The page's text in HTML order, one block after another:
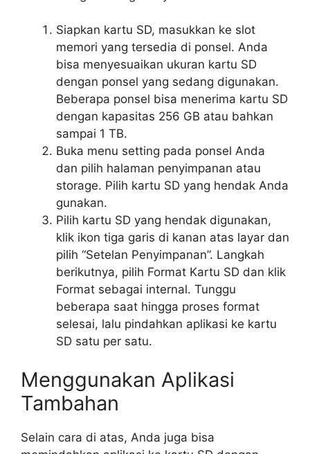
Siapkan kartu SD, masukkan ke slot
memori yang tersedia di ponsel. Anda
bisa menyesuaikan ukuran kartu SD
dengan ponsel yang sedang digunakan.
Beberapa ponsel bisa menerima kartu SD
dengan kapasitas 256 GB atau bahkan
sampai 1 TB.
Buka menu setting pada ponsel Anda
dan pilih halaman penyimpanan atau
storage. Pilih kartu SD yang hendak Anda
gunakan.
Pilih kartu SD yang hendak digunakan,
klik ikon tiga garis di kanan atas layar dan
pilih “Setelan Penyimpanan”. Langkah
berikutnya, pilih Format Kartu SD dan klik
Format sebagai internal. Tunggu
beberapa saat hingga proses format
selesai, lalu pindahkan aplikasi ke kartu
SD satu per satu.
Menggunakan Aplikasi
Tambahan
Selain cara di atas, Anda juga bisa